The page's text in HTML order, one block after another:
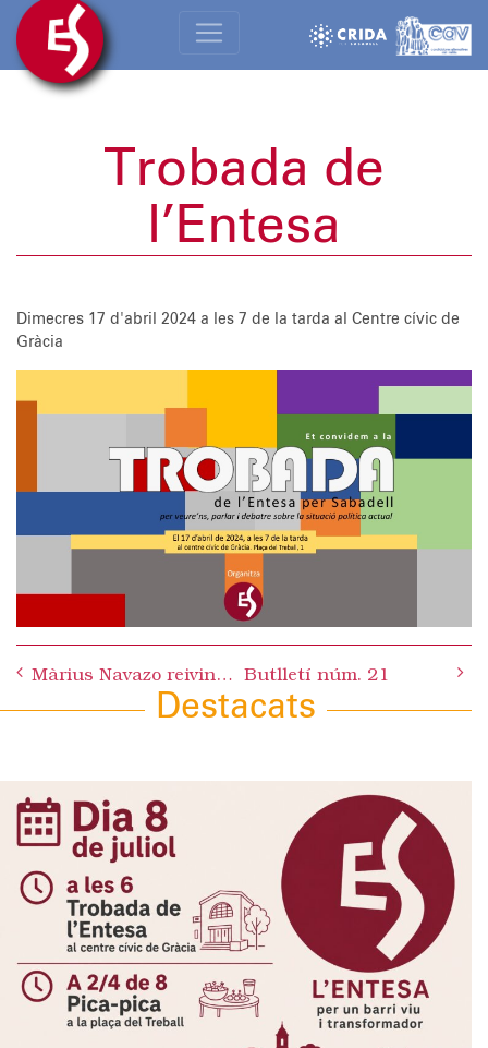
Trobada de
l’Entesa
Dimecres 17 d'abril 2024 a les 7 de la tarda al Centre cívic de
Gràcia
navigation
Màrius Navazo reivindica que els carrers esdevinguin espais de vida Butlletí núm. 21
Destacats